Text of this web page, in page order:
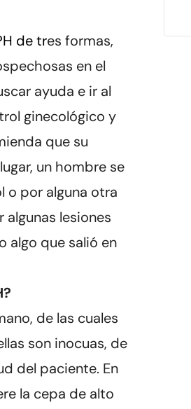
de tres formas,
en el
ayuda e ir al
ginecológico y
que su
un hombre se
o por alguna otra
lesiones
algo que salió en
de las cuales
son inocuas, de
del paciente. En
la cepa de alto